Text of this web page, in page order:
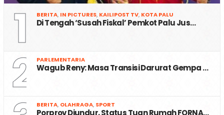
1 BERITA, IN PICTURES, KAILIPOST TV, KOTA PALU
Di Tengah ‘Susah Fiskal’ Pemkot Palu Jus…
2 PARLEMENTARIA
Wagub Reny: Masa Transisi Darurat Gempa …
BERITA, OLAHRAGA, SPORT
Porprov Diundur, Status Tuan Rumah FORNA…